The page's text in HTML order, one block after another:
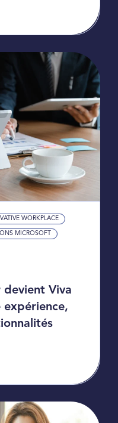
WORKPLACE
MICROSOFT
devient Viva
expérience,